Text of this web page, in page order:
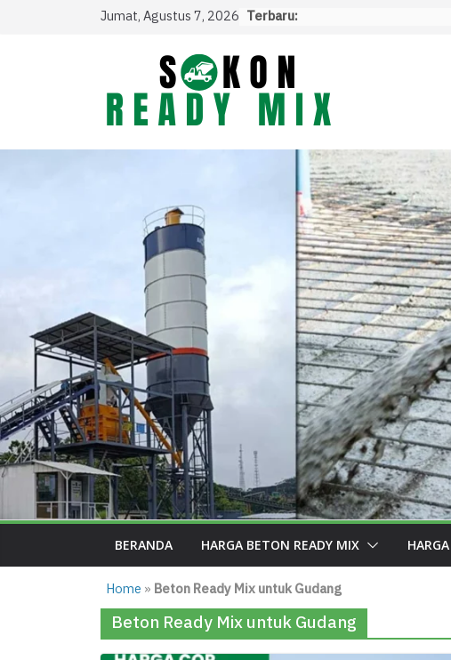
Jumat, Agustus 7, 2026 Terbaru:
BERANDA HARGA BETON READY MIX
Home » Beton Ready Mix untuk Gudang
Beton Ready Mix untuk Gudang